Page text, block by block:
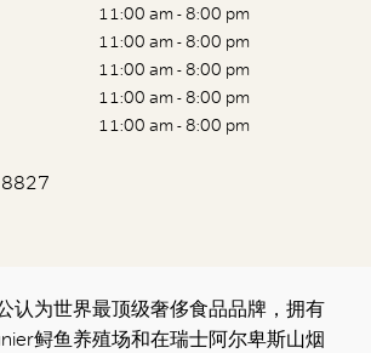
11:00 am - 8:00 pm
11:00 am - 8:00 pm
11:00 am - 8:00 pm
11:00 am - 8:00 pm
11:00 am - 8:00 pm
认为世界最顶级奢侈食品品牌，拥有
鲟鱼养殖场和在瑞士阿尔卑斯山烟